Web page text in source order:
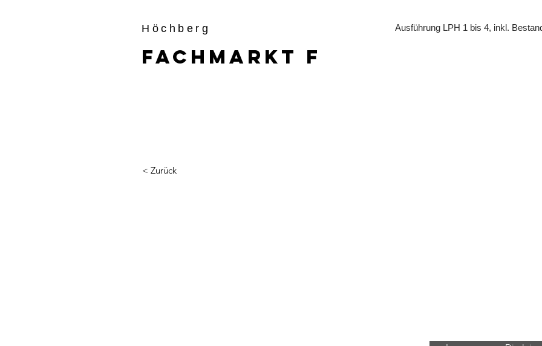
Höchberg Ausführung LPH 1 bis 4, inkl.
Fachmarkt F
< Zurück